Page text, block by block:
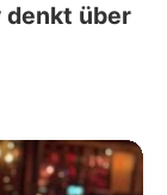
denkt über